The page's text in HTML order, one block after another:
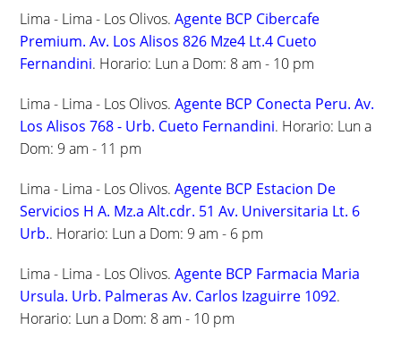
Lima - Lima - Los Olivos.Agente BCP Cibercafe
Premium. Av. Los Alisos 826 Mze4 Lt.4 Cueto
Fernandini. Horario: Lun a Dom: 8 am - 10 pm
Lima - Lima - Los Olivos.Agente BCP Conecta Peru. Av.
Los Alisos 768 - Urb. Cueto Fernandini. Horario: Lun a
Dom: 9 am - 11 pm
Lima - Lima - Los Olivos.Agente BCP Estacion De
Servicios H A. Mz.a Alt.cdr. 51 Av. Universitaria Lt. 6
Urb.. Horario: Lun a Dom: 9 am - 6 pm
Lima - Lima - Los Olivos.Agente BCP Farmacia Maria
Ursula. Urb. Palmeras Av. Carlos Izaguirre 1092.
Horario: Lun a Dom: 8 am - 10 pm